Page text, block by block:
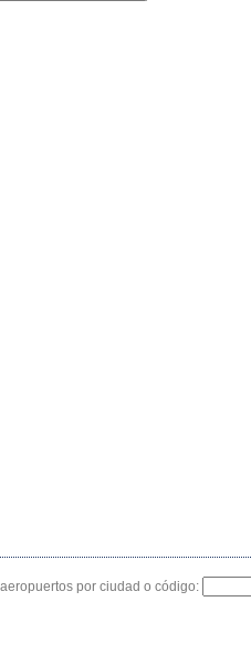
por ciudad o código: